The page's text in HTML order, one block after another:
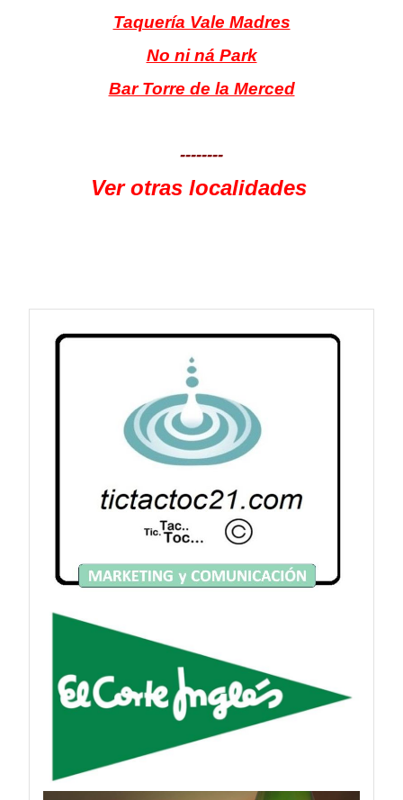
Taquería Vale Madres
No ni ná Park
Bar Torre de la Merced
--------
Ver otras localidades